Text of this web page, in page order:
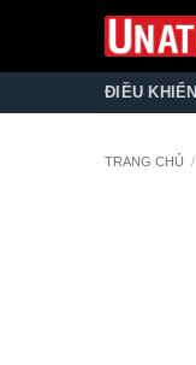
nội
ĐIỀU KHIỂN
TRANG CHỦ /